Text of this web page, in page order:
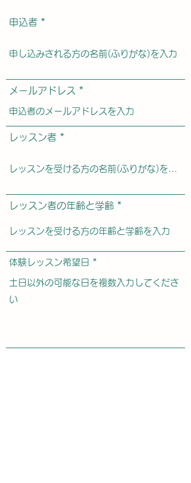
申込者
メールアドレス
レッスン者
レッスン者の年齢と学齢
体験レッスン希望日